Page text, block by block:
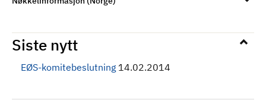
Siste nytt
EØS-komitebeslutning 14.02.2014